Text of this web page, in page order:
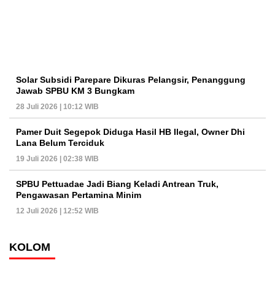
Solar Subsidi Parepare Dikuras Pelangsir, Penanggung
Jawab SPBU KM 3 Bungkam
28 Juli 2026 | 10:12 WIB
Pamer Duit Segepok Diduga Hasil HB Ilegal, Owner Dhi
Lana Belum Terciduk
19 Juli 2026 | 02:38 WIB
SPBU Pettuadae Jadi Biang Keladi Antrean Truk,
Pengawasan Pertamina Minim
12 Juli 2026 | 12:52 WIB
KOLOM